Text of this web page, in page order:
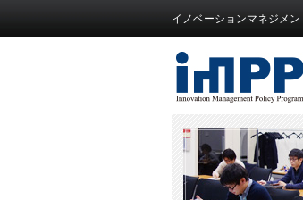
イノベーションマネジメ